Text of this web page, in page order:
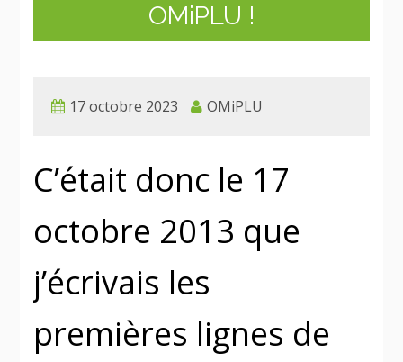
OMiPLU !
17 octobre 2023 OMiPLU
C’était donc le 17
octobre 2013 que
j’écrivais les
premières lignes de